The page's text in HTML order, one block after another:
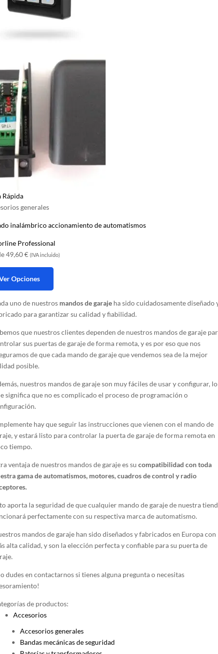
Rápida
generales
inalámbrico accionamiento de automatismos
Professional
49,60€ (IVA incluido)
Opciones
uno de nuestros mandos de garaje ha sido cuidadosamente diseñado
para garantizar su calidad y fiabilidad.
que nuestros clientes dependen de nuestros mandos de garaje
sus puertas de garaje de forma remota, y es por eso que nos
de que cada mando de garaje que vendemos sea de la mejor
posible.
nuestros mandos de garaje son muy fáciles de usar y configurar, lo
significa que no es complicado el proceso de programación o
hay que seguir las instrucciones que vienen con el mando de
y estará listo para controlar la puerta de garaje de forma remota en
tiempo.
ventaja de nuestros mandos de garaje es su compatibilidad con toda
gama de automatismos, motores, cuadros de control y radio
aporta la seguridad de que cualquier mando de garaje de nuestra
perfectamente con su respectiva marca de automatismo.
mandos de garaje han sido diseñados y fabricados en Europa con
alta calidad, y son la elección perfecta y confiable para su puerta de
dudes en contactarnos si tienes alguna pregunta o necesitas
de productos:
Accesorios
Accesorios generales
Bandas mecánicas de seguridad